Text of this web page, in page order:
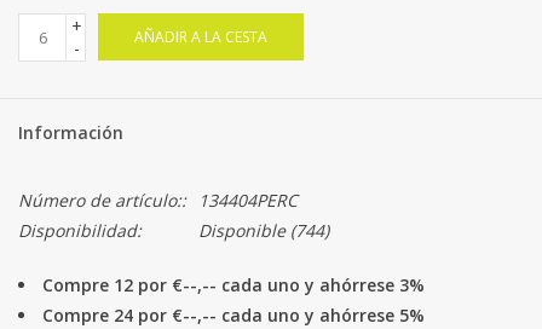
+
-
AÑADIR A LA CESTA
Información
Número de artículo::
134404PERC
Disponibilidad:
Disponible(744)
Compre 12 por €--,-- cada uno y ahórrese 3%
Compre 24 por €--,-- cada uno y ahórrese 5%